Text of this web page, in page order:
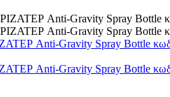
Anti-Gravity Spray Bottle
Anti-Gravity Spray Bottle